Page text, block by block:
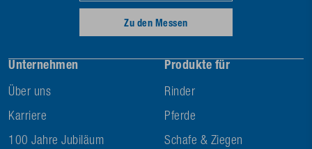
Unternehmen
Über uns
Karriere
100 Jahre Jubiläum
Produkte für
Rinder
Pferde
Schafe & Ziegen
Zu den Messen